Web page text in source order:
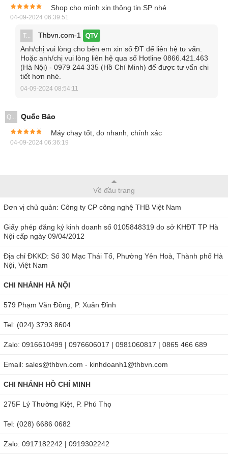
Thời gian làm việc dài, hơn 660 lần đo.
Chuyển đổi đơn vị đo nhanh, phù hợp với từng công
việc.
Máy Alcovisor Beta được trang bị bộ nhớ 8000 kết quả
đo.
Máy tích hợp được với cổng TT và bluetooth tùy chọn
mua thêm.
Bộ Máy đo nồng độ cồn Alcovisor Beta chính hãng
Máy đo nồng độ cồn Alcovisor Beta đo nhanh, chính
xác để được dùng nhiều trong kiểm tra chuyên nghiệp,
tiết kiệm chi phí. Quý khách muốn sở hữu máy hãy gọi
0904810817 hoặc Hồ Chí Minh: 0979244335
vấn nhanh và chính xác nhất.
Shop cho mình xin thông tin SP nhé
04-09-2024 06:39:51
T... Thbvn.com-1 QTV
Anh/chị vui lòng cho bên em xin số ĐT để liên hệ tư vấn.
Hoặc anh/chị vui lòng liên hệ qua số Hotline 0866.421.463
(Hà Nội) - 0979 244 335 (Hồ Chí Minh) để được tư vấn chi
tiết hơn nhé.
04-09-2024 08:54:11
Q...
Quốc Bảo
Máy chạy tốt, đo nhanh, chính xác
04-09-2024 06:36:19
Về đầu trang
Đơn vị chủ quản: Công ty CP công nghệ THB Việt Nam
Giấy phép đăng ký kinh doanh số 0105848319 do sở KHĐT TP Hà
Nội cấp ngày 09/04/2012
Địa chỉ ĐKKD: Số 30 Mạc Thái Tổ, Phường Yên Hoà, Thành phố Hà
Nội, Việt Nam
CHI NHÁNH HÀ NỘI
579 Phạm Văn Đồng, P. Xuân Đỉnh
Tel: (024) 3793 8604
Zalo: 0916610499 | 0976606017 | 0981060817 | 0865 466 689
Email: sales@thbvn.com - kinhdoanh1@thbvn.com
CHI NHÁNH HỒ CHÍ MINH
275F Lý Thường Kiệt, P. Phú Thọ
Tel: (028) 6686 0682
Zalo: 0917182242 | 0919302242